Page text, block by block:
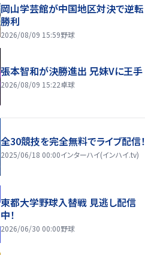
岡山学芸館が中国地区対決で逆転
勝利
2026/08/09 15:59野球
張本智和が決勝進出 兄妹Vに王手
2026/08/09 15:22卓球
全30競技を完全無料でライブ配信！
2025/06/18 00:00インターハイ(インハイ.tv)
東都大学野球入替戦 見逃し配信
中！
2026/06/30 00:00野球